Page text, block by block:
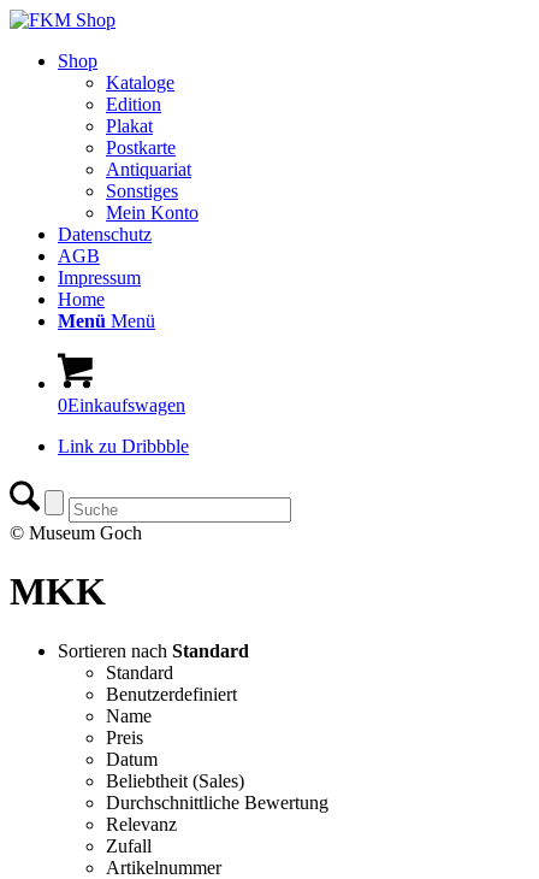
Shop
Kataloge
Edition
Plakat
Postkarte
Antiquariat
Sonstiges
Mein Konto
Datenschutz
AGB
Impressum
Home
Menü Menü
0Einkaufswagen
Link zu Dribbble
© Museum Goch
MKK
Sortieren nach Standard
Standard
Benutzerdefiniert
Name
Preis
Datum
Beliebtheit (Sales)
Durchschnittliche Bewertung
Relevanz
Zufall
Artikelnummer